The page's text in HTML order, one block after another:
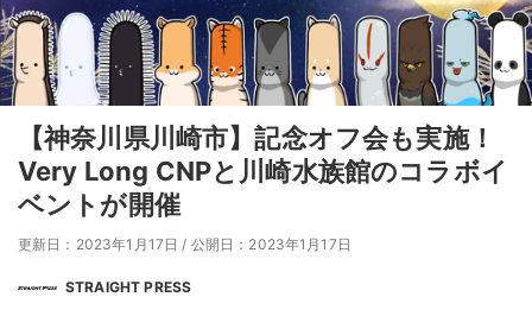
【神奈川県川崎市】記念オフ会も実施！
Very Long CNPと川崎水族館のコラボイ
ベントが開催
更新日：2023年1月17日 / 公開日：2023年1月17日
STRAIGHT PRESS